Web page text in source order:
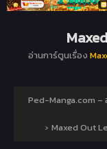
อ่านการ์ตูนเรื่อง
Ped-Manga.com –
› Maxed Out